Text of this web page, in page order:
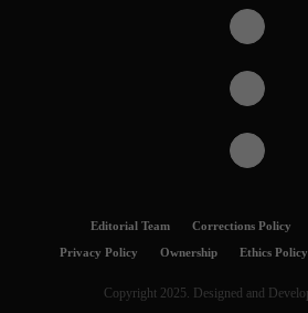
Corrections Policy
Editorial Team
Ethics Policy
Ownership
Privacy Policy